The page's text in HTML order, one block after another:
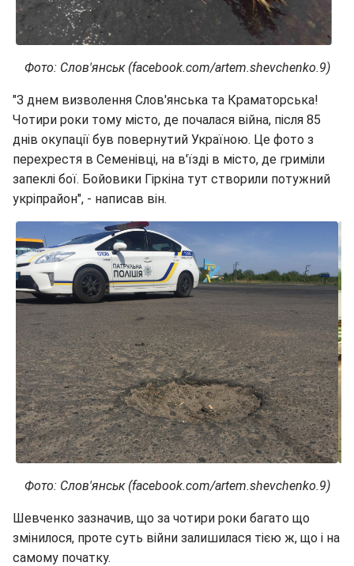
Фото: Слов'янськ (facebook.com/artem.shevchenko.9)
"З днем визволення Слов'янська та Краматорська!
Чотири роки тому місто, де почалася війна, після 85
днів окупації був повернутий Україною. Це фото з
перехрестя в Семенівці, на в'їзді в місто, де гриміли
запеклі бої. Бойовики Гіркіна тут створили потужний
укріпрайон", - написав він.
Фото: Слов'янськ (facebook.com/artem.shevchenko.9)
Шевченко зазначив, що за чотири роки багато що
змінилося, проте суть війни залишилася тією ж, що і на
самому початку.